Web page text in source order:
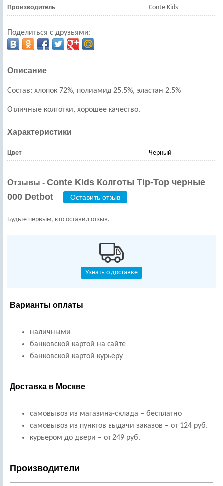
Производитель Conte Kids
Поделиться с друзьями:
Описание
Состав: хлопок 72%, полиамид 25.5%, эластан 2.5%
Отличные колготки, хорошее качество.
Характеристики
Цвет Черный
Отзывы - Conte Kids Колготы Tip-Top черные
000 Detbot
Оставить отзыв
Будьте первым, кто оставил отзыв.
Узнать о доставке
Варианты оплаты
наличными
банковской картой на сайте
банковской картой курьеру
Доставка в Москве
самовывоз из магазина-склада – бесплатно
самовывоз из пунктов выдачи заказов – от 124 руб.
курьером до двери – от 249 руб.
Производители